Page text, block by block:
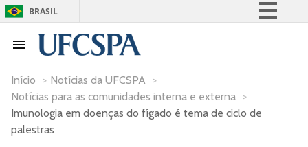
BRASIL
Acesso à informação
Início > Notícias da UFCSPA >
Notícias para as comunidades interna e externa >
Imunologia em doenças do fígado é tema de ciclo de
palestras